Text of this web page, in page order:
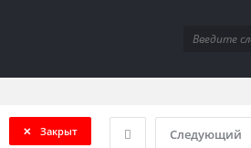
Следующий
Закрыт